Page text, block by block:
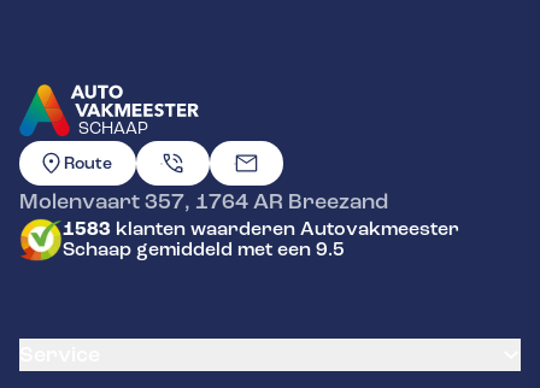
SCHAAP
GA NAAR DE HOMEPAGINA
Route
Molenvaart 357, 1764 AR Breezand
1583 klanten waarderen Autovakmeester
Schaap gemiddeld met een 9.5